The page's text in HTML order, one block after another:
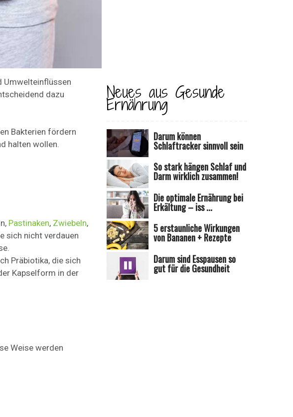
Umwelteinflüssen
dazu
Bakterien fördern
halten wollen.
Pastinaken, Zwiebeln,
sich nicht verdauen
Präbiotika, die sich
Kapselform in der
Weise werden
Neues aus Gesunde
Ernährung
Darum können
Schlaftracker sinnvoll sein
So stark hängen Schlaf und
Darm wirklich zusammen!
Die optimale Ernährung bei
Erkältung – iss ...
5 erstaunliche Wirkungen
von Bananen + Rezepte
Darum sind Esspausen so
gut für die Gesundheit